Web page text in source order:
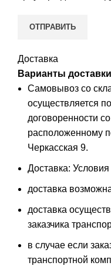
Доставка
Варианты
Самовывоз со
осуществляется
договоренности
расположенному
Черкасская 9.
Доставка:
доставка
доставка
заказчика
в случае если
транспортной